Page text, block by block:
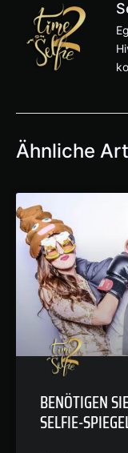
Ähnliche
BENÖTIGEN
SELFIE-